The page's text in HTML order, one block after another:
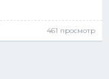
461 просмотр